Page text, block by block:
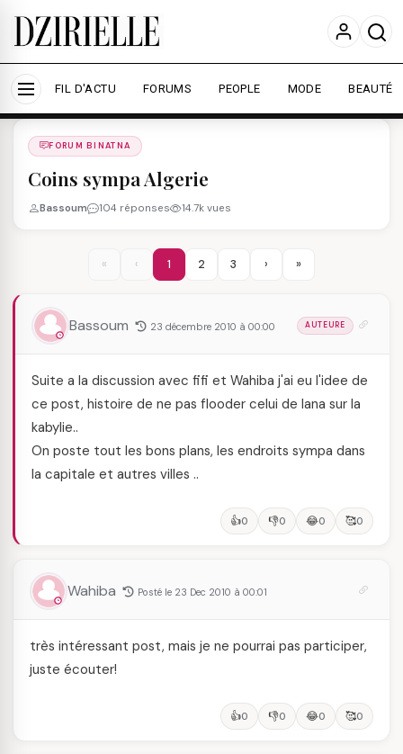
Nous utilisons des cookies pour améliorer votre
expérience et mesurer l'audience.
En savoir plus
Accepter tout Personnaliser
FIL D'ACTU FORUMS PEOPLE MODE BEAUTÉ
Forums
FORUM BINATNA
Coins sympa Algerie
Bassoum 104 réponses 14.7k vues
« ‹ 1 2 3 › »
Bassoum 23 décembre 2010 à 00:00 AUTEURE
Suite a la discussion avec fifi et Wahiba j'ai eu l'idee de
ce post, histoire de ne pas flooder celui de lana sur la
kabylie..
On poste tout les bons plans, les endroits sympa dans
la capitale et autres villes ..
👍0 👎0 😂0 🥰0
Wahiba Posté le 23 Dec 2010 à 00:01
très intéressant post, mais je ne pourrai pas participer,
juste écouter!
👍0 👎0 😂0 🥰0